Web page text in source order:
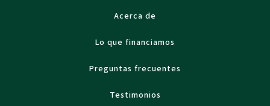
Acerca de
Lo que financiamos
Preguntas frecuentes
Testimonios